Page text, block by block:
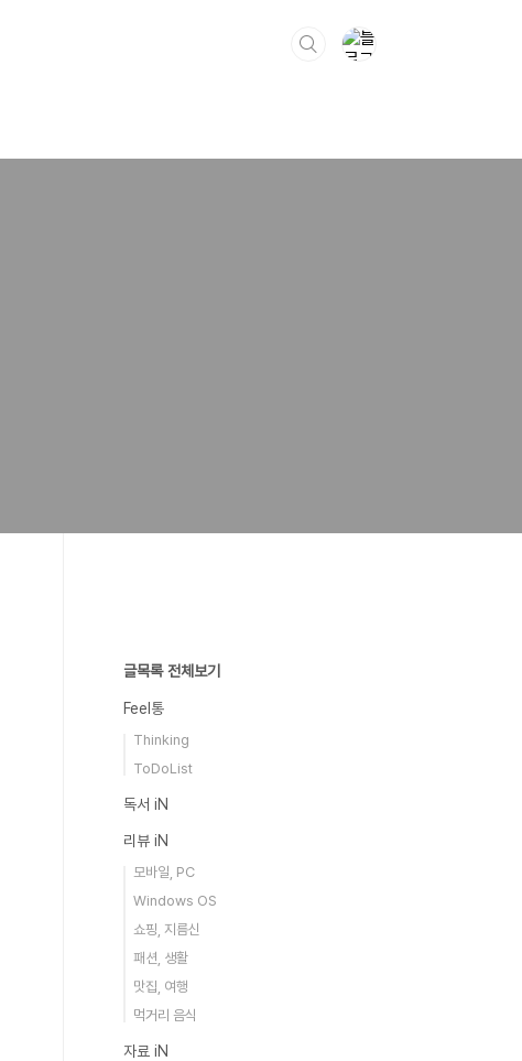
글목록 전체보기
Feel통
Thinking
ToDoList
독서 iN
리뷰 iN
모바일, PC
Windows OS
쇼핑, 지름신
패션, 생활
맛집, 여행
먹거리 음식
자료 iN